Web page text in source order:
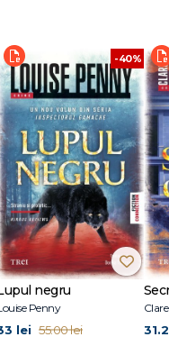
timpul." - Denver Post
de romane polițiste plasate
a scris prima sa povestire.
Primul său roman de
-40%
negru
Penny
lei 55.00 lei